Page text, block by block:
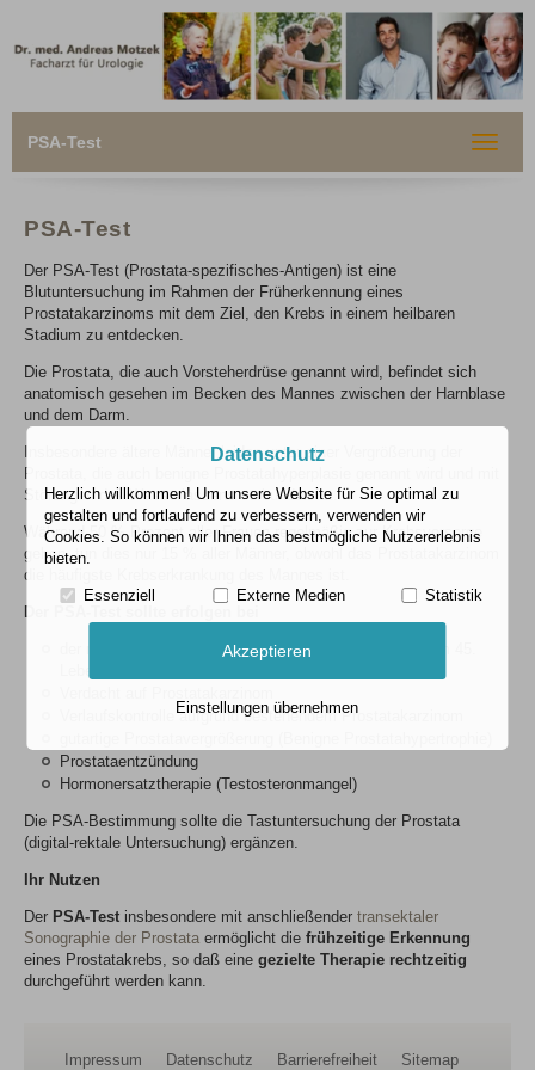
PSA-Test
Toggle
PSA-Test
Der PSA-Test (Prostata-spezifisches-Antigen) ist eine
Blutuntersuchung im Rahmen der Früherkennung eines
Prostatakarzinoms mit dem Ziel, den Krebs in einem heilbaren
Stadium zu entdecken.
Die Prostata, die auch Vorsteherdrüse genannt wird, befindet sich
anatomisch gesehen im Becken des Mannes zwischen der Harnblase
und dem Darm.
Insbesondere ältere Männer leiden unter einer Vergrößerung der
Prostata, die auch benigne Prostatahyperplasie genannt wird und mit
Störungen des Wasserlassens verbunden ist.
Während 50 % Prozent aller Frauen regelmäßig zur Krebsvorsorge
gehen, tun dies nur 15 % aller Männer, obwohl das Prostatakarzinom
die häufigste Krebserkrankung des Mannes ist.
der regelmäßigen Männer-Vorsorgeuntersuchung ab dem 45.
Verlaufskontrolle aufgrund bestehendem Prostatakarzinom
Prostataentzündung
Hormonersatztherapie (Testosteronmangel)
Die PSA-Bestimmung sollte die Tastuntersuchung der Prostata
(digital-rektale Untersuchung) ergänzen.
Ihr Nutzen
Der PSA-Test insbesondere mit anschließender transektaler
Sonographie der Prostata ermöglicht die frühzeitige Erkennung
eines Prostatakrebs, so daß eine gezielte Therapie rechtzeitig
durchgeführt werden kann.
Impressum Datenschutz Barrierefreiheit Sitemap
Datenschutz
Herzlich willkommen! Um unsere Website für Sie optimal zu
gestalten und fortlaufend zu verbessern, verwenden wir
Cookies. So können wir Ihnen das bestmögliche Nutzererlebnis
bieten.
Essenziell Externe Medien Statistik
Akzeptieren
Einstellungen übernehmen